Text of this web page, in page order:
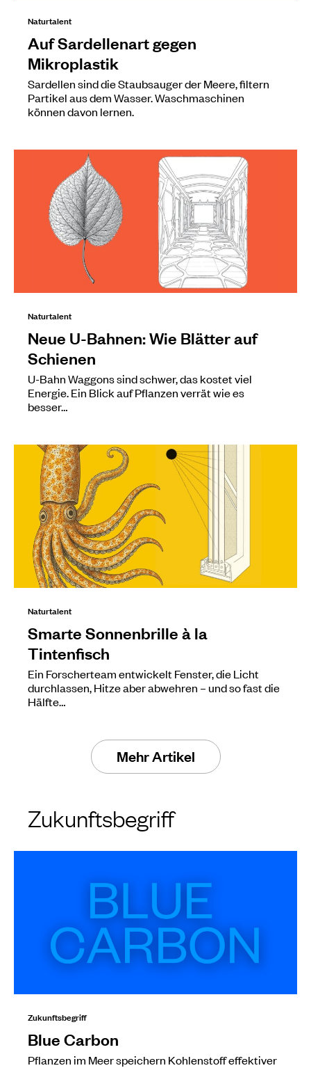
Naturtalent
Auf Sardellenart gegen
Mikroplastik
Sardellen sind die Staubsauger der Meere, filtern
Partikel aus dem Wasser. Waschmaschinen
können davon lernen.
Naturtalent
Neue U-Bahnen: Wie Blätter auf
Schienen
U-Bahn Waggons sind schwer, das kostet viel
Energie. Ein Blick auf Pflanzen verrät wie es
besser…
Naturtalent
Smarte Sonnenbrille à la
Tintenfisch
Ein Forscherteam entwickelt Fenster, die Licht
durchlassen, Hitze aber abwehren – und so fast die
Hälfte…
Mehr Artikel
Zukunftsbegriff
Zukunftsbegriff
Blue Carbon
Pflanzen im Meer speichern Kohlenstoff effektiver